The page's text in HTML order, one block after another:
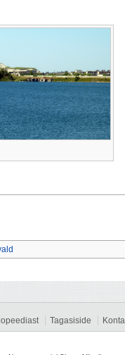
Tagasiside